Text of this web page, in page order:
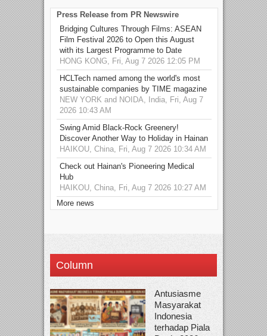
Press Release from PR Newswire
Bridging Cultures Through Films: ASEAN
Film Festival 2026 to Open this August
with its Largest Programme to Date
HONG KONG, Fri, Aug 7 2026 12:05 PM
HCLTech named among the world's most
sustainable companies by TIME magazine
NEW YORK and NOIDA, India, Fri, Aug 7
2026 10:43 AM
Swing Amid Black‑Rock Greenery!
Discover Another Way to Holiday in Hainan
HAIKOU, China, Fri, Aug 7 2026 10:34 AM
Check out Hainan's Pioneering Medical
Hub
HAIKOU, China, Fri, Aug 7 2026 10:27 AM
More news
Column
Antusiasme
Masyarakat
Indonesia
terhadap Piala